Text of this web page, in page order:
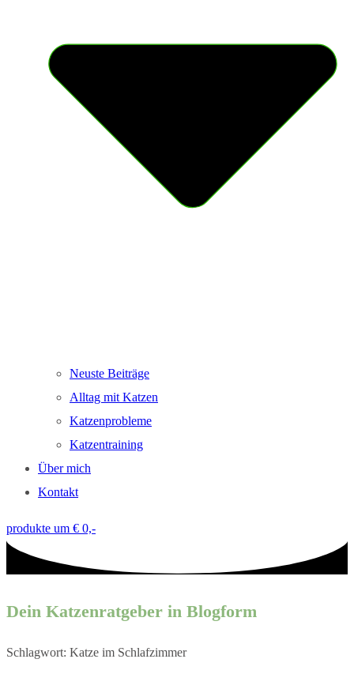
Neuste Beiträge
Alltag mit Katzen
Katzenprobleme
Katzentraining
Über mich
Kontakt
produkte um € 0,-
Dein Katzenratgeber in Blogform
Schlagwort: Katze im Schlafzimmer